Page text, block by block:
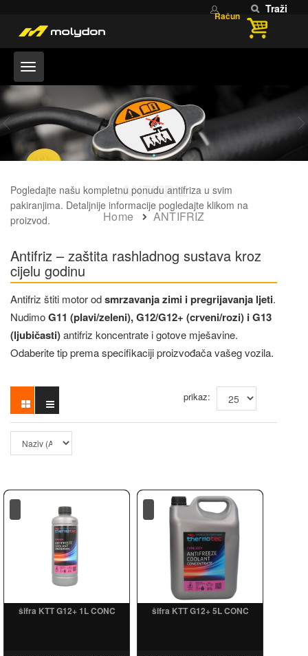
Račun
Traži
ANTIFRIZ
Home ANTIFRIZ
Pogledajte našu kompletnu ponudu antifriza u svim
pakiranjima. Detaljnije informacije pogledajte klikom na
proizvod.
Antifriz – zaštita rashladnog sustava kroz
cijelu godinu
Antifriz štiti motor odsmrzavanja zimi i pregrijavanja ljeti.
NudimoG11 (plavi/zeleni), G12/G12+ (crveni/rozi) i G13
(ljubičasti)antifriz koncentrate i gotove mješavine.
Odaberite tip prema specifikaciji proizvođača vašeg vozila.
prikaz:
šifra KTT G12+ 1L CONC šifra KTT G12+ 5L CONC